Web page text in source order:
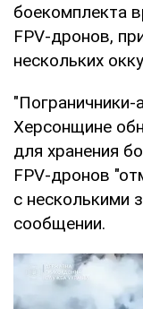
боекомплекта
FPV-дронов,
нескольких
"Пограничники-
Херсонщине
для хранения
FPV-дронов
с несколькими
сообщении.